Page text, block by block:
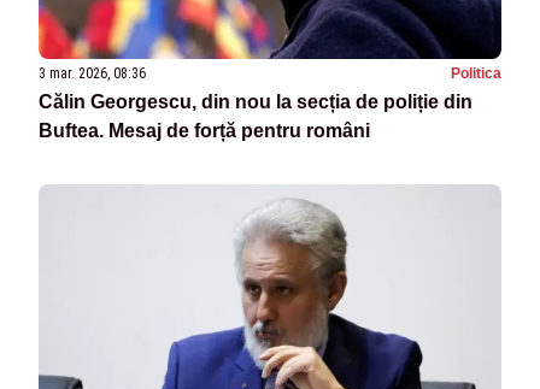
3 mar. 2026, 08:36 Politica
Călin Georgescu, din nou la secția de poliție din
Buftea. Mesaj de forță pentru români